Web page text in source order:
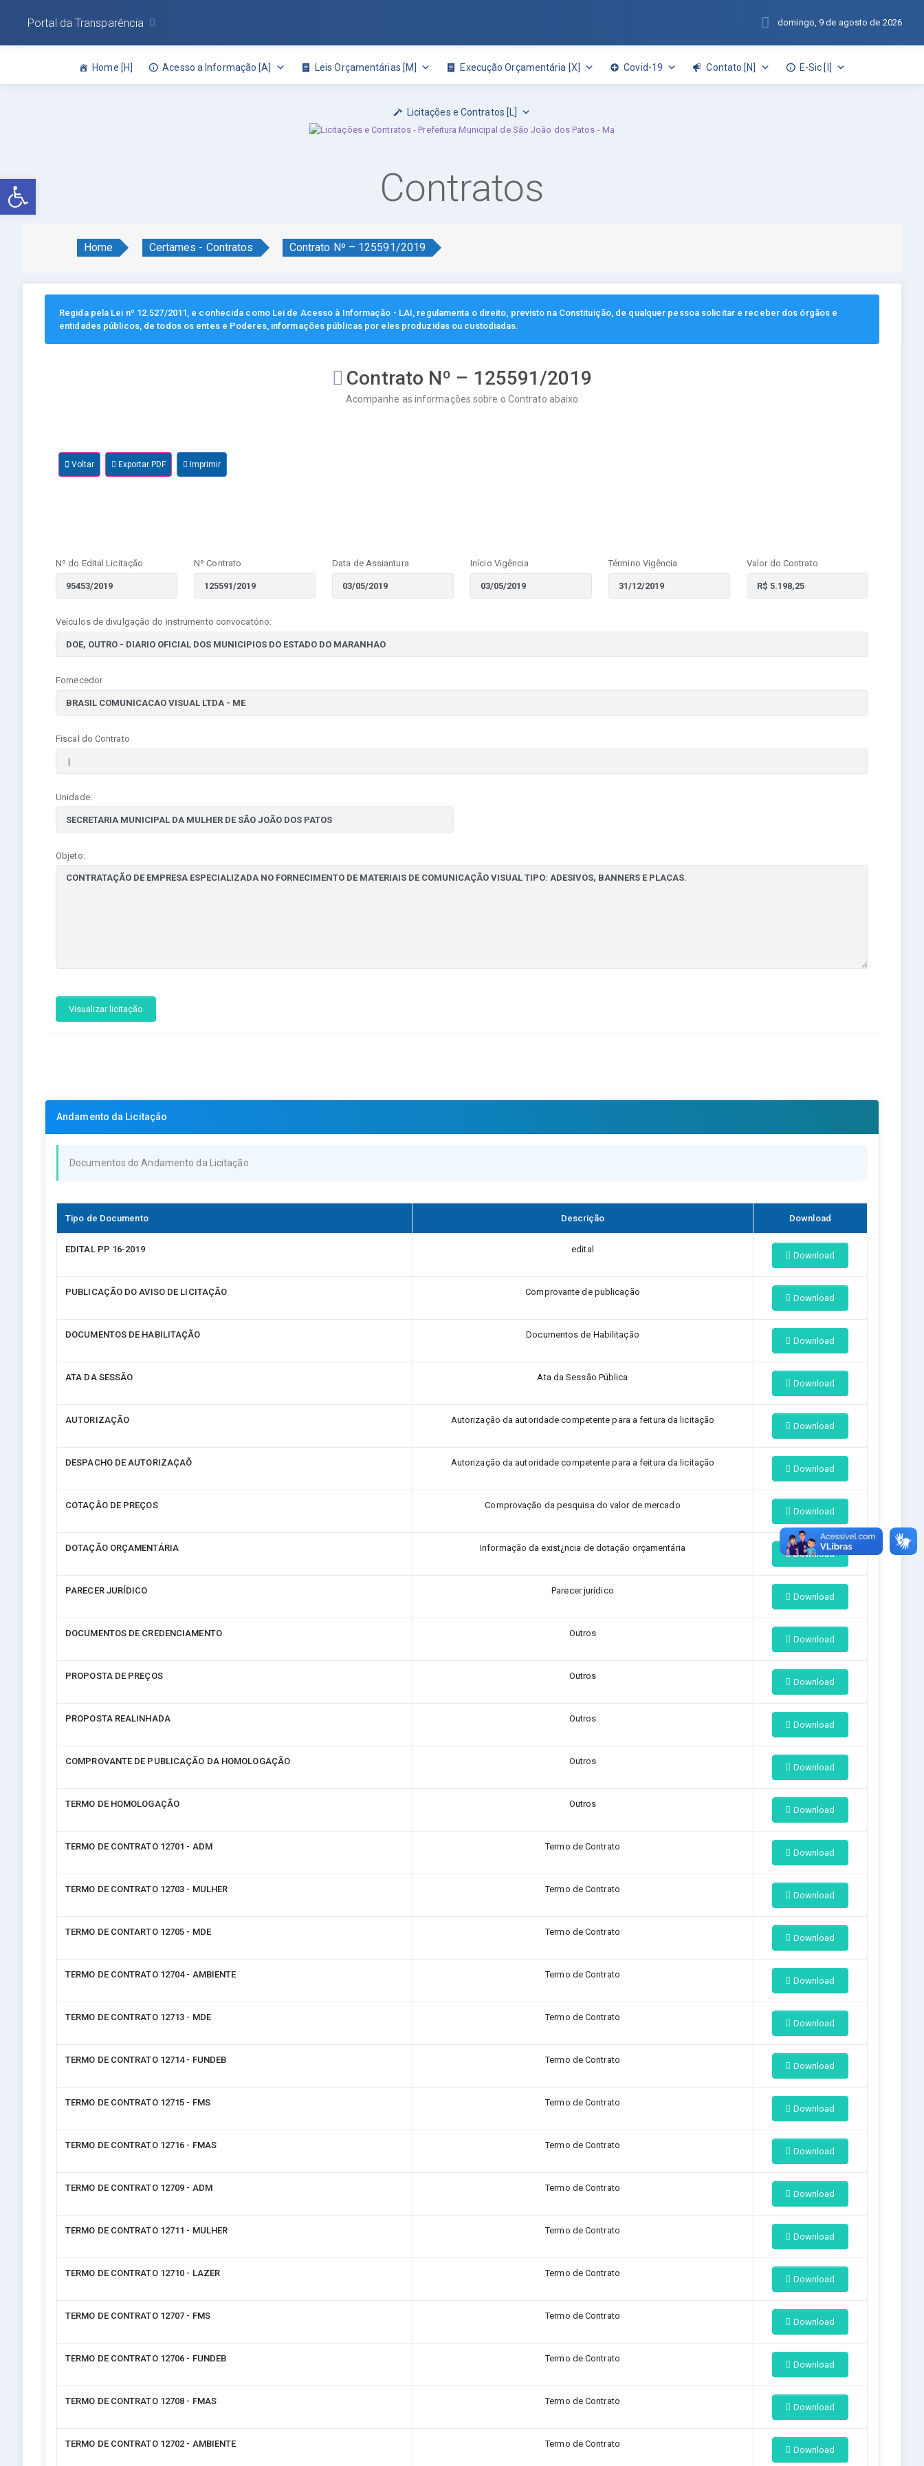
Abrir a barra de ferramentas
Home [H] Acesso a Informação [A] Leis Orçamentárias [M] Execução Orçamentária [X] Covid-19 Contato [N] E-Sic [I]
Licitações e Contratos [L]
Portal da Transparência domingo, 9 de agosto de 2026
Contratos
Home Certames - Contratos Contrato Nº – 125591/2019
Regida pela Lei nº 12.527/2011, e conhecida como Lei de Acesso à Informação - LAI, regulamenta o direito, previsto na Constituição, de qualquer pessoa solicitar e receber dos órgãos e
entidades públicos, de todos os entes e Poderes, informações públicas por eles produzidas ou custodiadas.
Contrato Nº – 125591/2019
Acompanhe as informações sobre o Contrato abaixo
Voltar Exportar PDF Imprimir
Nº do Edital Licitação Nº Contrato Data de Assiantura Início Vigência Término Vigência Valor do Contrato
Veículos de divulgação do instrumento convocatório:
Fornecedor
Fiscal do Contrato
Unidade:
Objeto:
Visualizar licitação
Andamento da Licitação
Documentos do Andamento da Licitação
Tipo de Documento Descrição Download
EDITAL PP 16-2019 edital
Download
PUBLICAÇÃO DO AVISO DE LICITAÇÃO Comprovante de publicação
Download
DOCUMENTOS DE HABILITAÇÃO Documentos de Habilitação
Download
ATA DA SESSÃO Ata da Sessão Pública
Download
AUTORIZAÇÃO Autorização da autoridade competente para a feitura da licitação
Download
DESPACHO DE AUTORIZAÇAÕ Autorização da autoridade competente para a feitura da licitação
Download
COTAÇÃO DE PREÇOS Comprovação da pesquisa do valor de mercado
Download
DOTAÇÃO ORÇAMENTÁRIA Informação da exist¿ncia de dotação orçamentária
Download
PARECER JURÍDICO Parecer jurídico
Download
DOCUMENTOS DE CREDENCIAMENTO Outros
Download
PROPOSTA DE PREÇOS Outros
Download
PROPOSTA REALINHADA Outros
Download
COMPROVANTE DE PUBLICAÇÃO DA HOMOLOGAÇÃO Outros
Download
TERMO DE HOMOLOGAÇÃO Outros
Download
TERMO DE CONTRATO 12701 - ADM Termo de Contrato
Download
TERMO DE CONTRATO 12703 - MULHER Termo de Contrato
Download
TERMO DE CONTARTO 12705 - MDE Termo de Contrato
Download
TERMO DE CONTRATO 12704 - AMBIENTE Termo de Contrato
Download
TERMO DE CONTRATO 12713 - MDE Termo de Contrato
Download
TERMO DE CONTRATO 12714 - FUNDEB Termo de Contrato
Download
TERMO DE CONTRATO 12715 - FMS Termo de Contrato
Download
TERMO DE CONTRATO 12716 - FMAS Termo de Contrato
Download
TERMO DE CONTRATO 12709 - ADM Termo de Contrato
Download
TERMO DE CONTRATO 12711 - MULHER Termo de Contrato
Download
TERMO DE CONTRATO 12710 - LAZER Termo de Contrato
Download
TERMO DE CONTRATO 12707 - FMS Termo de Contrato
Download
TERMO DE CONTRATO 12706 - FUNDEB Termo de Contrato
Download
TERMO DE CONTRATO 12708 - FMAS Termo de Contrato
Download
TERMO DE CONTRATO 12702 - AMBIENTE Termo de Contrato
Download